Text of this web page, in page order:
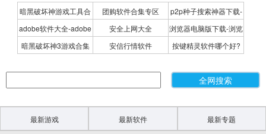
暗黑破坏神游戏工具合
集
团购软件合集专区
p2p种子搜索神器下载-
P2P种子搜索神器专题
adobe软件大全-adobe
全系列软件下载-adobe
安全上网大全
浏览器电脑版下载-浏览
器下载合集
暗黑破坏神3游戏合集 安信行情软件
按键精灵软件哪个好?
最新游戏 最新软件 最新专题